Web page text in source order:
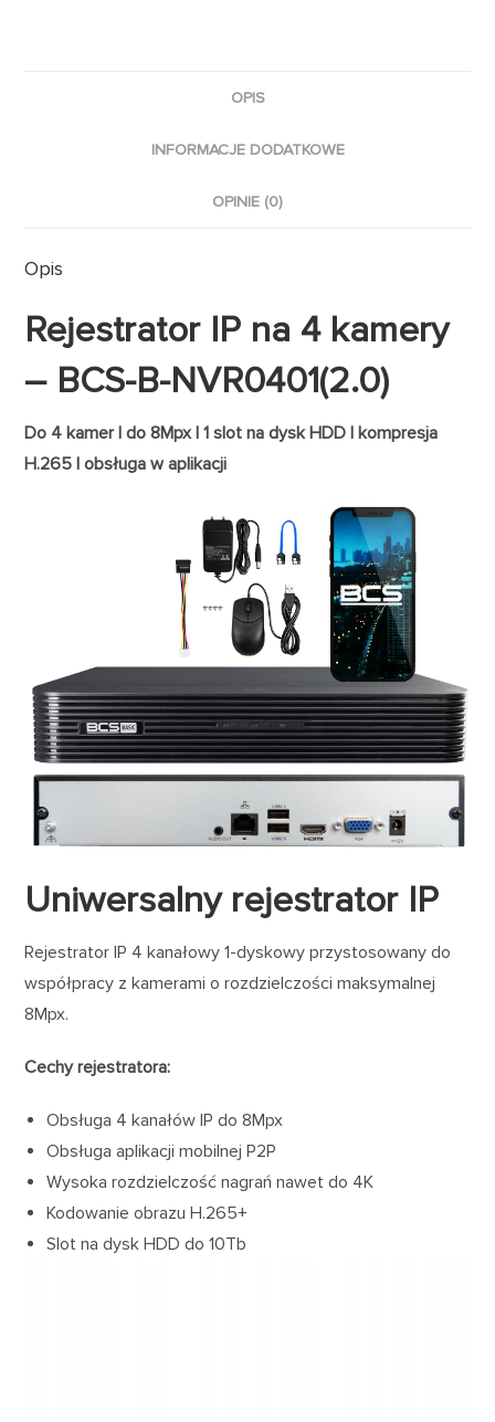
OPIS
INFORMACJE DODATKOWE
OPINIE (0)
Opis
Rejestrator IP na 4 kamery
– BCS-B-NVR0401(2.0)
Do 4 kamer | do 8Mpx | 1 slot na dysk HDD | kompresja
H.265 | obsługa w aplikacji
Uniwersalny rejestrator IP
Rejestrator IP 4 kanałowy 1-dyskowy przystosowany do
współpracy z kamerami o rozdzielczości maksymalnej
8Mpx.
Cechy rejestratora:
Obsługa 4 kanałów IP do 8Mpx
Obsługa aplikacji mobilnej P2P
Wysoka rozdzielczość nagrań nawet do 4K
Kodowanie obrazu H.265+
Slot na dysk HDD do 10Tb